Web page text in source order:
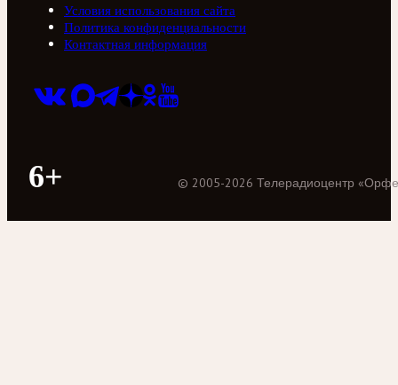
Условия использования сайта
Политика конфиденциальности
Контактная информация
6+ © 2005-2026 Телерадиоцентр